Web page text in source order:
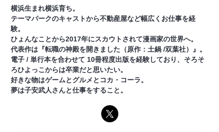
横浜生まれ横浜育ち。
テーマパークのキャストから不動産屋など幅広くお仕事を経
験。
ひょんなことから2017年にスカウトされて漫画家の世界へ。
代表作は『転職の神殿を開きました（原作：土鍋 /双葉社）』。
電子 / 単行本を合わせて 10冊程度出版を経験しており、そろそ
ろひよっこからは卒業だと思いたい。
好きな物はゲームとグルメとコカ・コーラ。
夢は子安武人さんと仕事をすること。